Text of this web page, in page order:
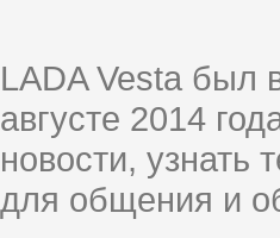
LADA Vesta был
августе 2014
новости, узнать
для общения и